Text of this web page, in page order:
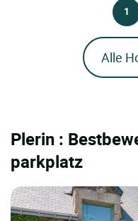
1
Alle
Plerin :
parkplatz